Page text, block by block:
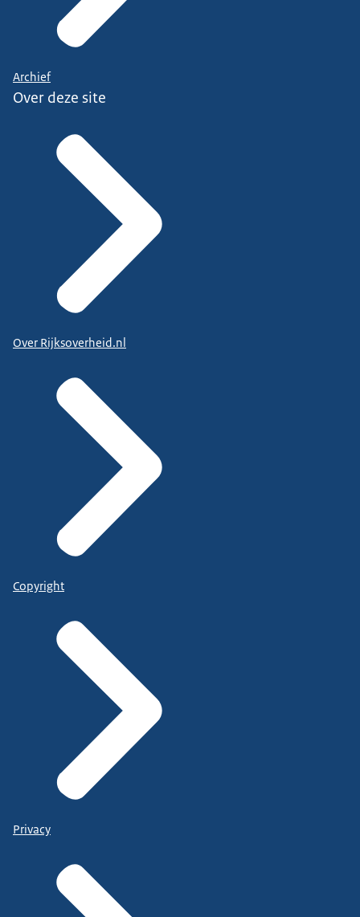
Archief
Over deze site
Over Rijksoverheid.nl
Copyright
Privacy